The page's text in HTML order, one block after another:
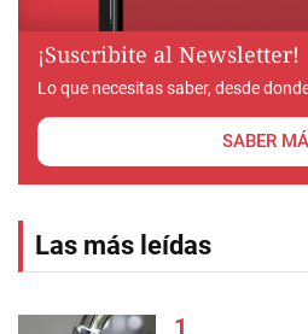
¡Suscribite al Newsletter!
Lo que necesitas saber, desde
SABER
Las más leídas